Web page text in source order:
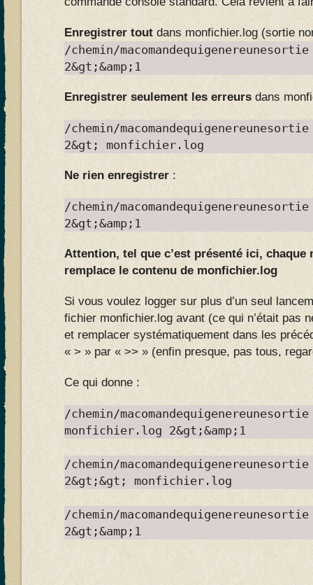
Enregistrer tout dans monfichier.log (sortie
/chemin/
2&gt;&amp;1
Enregistrer seulement les erreurs dans
/chemin/
2&gt; monfichier.log
Ne rien enregistrer :
/chemin/
2&gt;&amp;1
Attention, tel que c’est présenté ici, chaque
remplace le contenu de monfichier.log
Si vous voulez logger sur plus d’un seul
fichier monfichier.log avant (ce qui n’était pas
et remplacer systématiquement dans les
« > » par « >> » (enfin presque, pas tous,
Ce qui donne :
/chemin/
monfichier.log 2&gt;&amp;1
/chemin/
2&gt;&gt; monfichier.log
/chemin/
2&gt;&amp;1